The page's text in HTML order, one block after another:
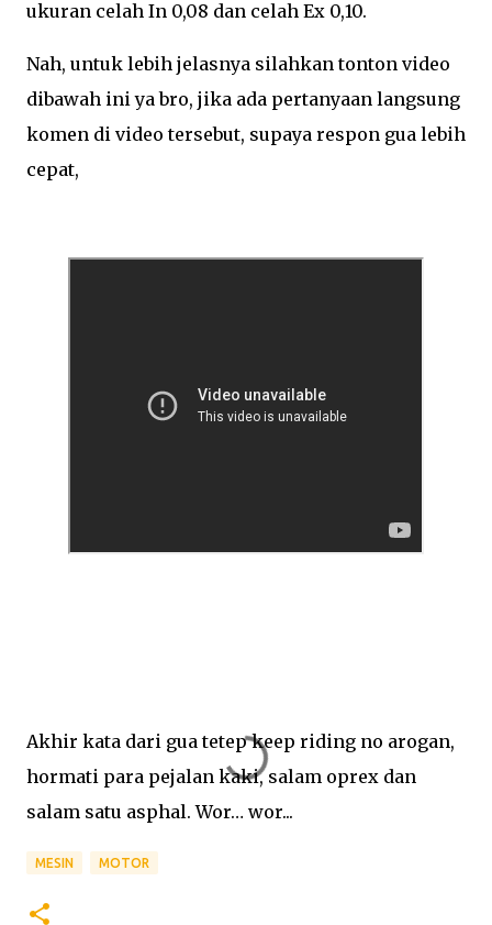
ukuran celah In 0,08 dan celah Ex 0,10.
Nah, untuk lebih jelasnya silahkan tonton video
dibawah ini ya bro, jika ada pertanyaan langsung
komen di video tersebut, supaya respon gua lebih
cepat,
Akhir kata dari gua tetep keep riding no arogan,
hormati para pejalan kaki, salam oprex dan
salam satu asphal. Wor… wor...
MESIN MOTOR